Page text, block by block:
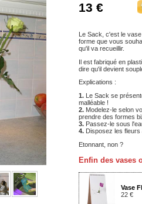
13 €
Le Sack, c'est le
forme que vous
qu'il va recueillir.
Il est fabriqué en
dire qu'il devient
Explications :
1. Le Sack se
malléable !
2. Modelez-le selon
prendre des formes
3. Passez-le sous
4. Disposez les fleurs
Etonnant, non ?
Enfin des vases
Vase
22 €